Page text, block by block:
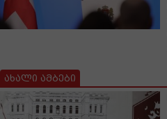
ახალი ამბები